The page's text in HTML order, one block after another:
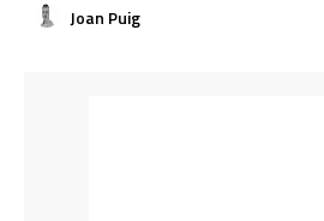
Joan Puig